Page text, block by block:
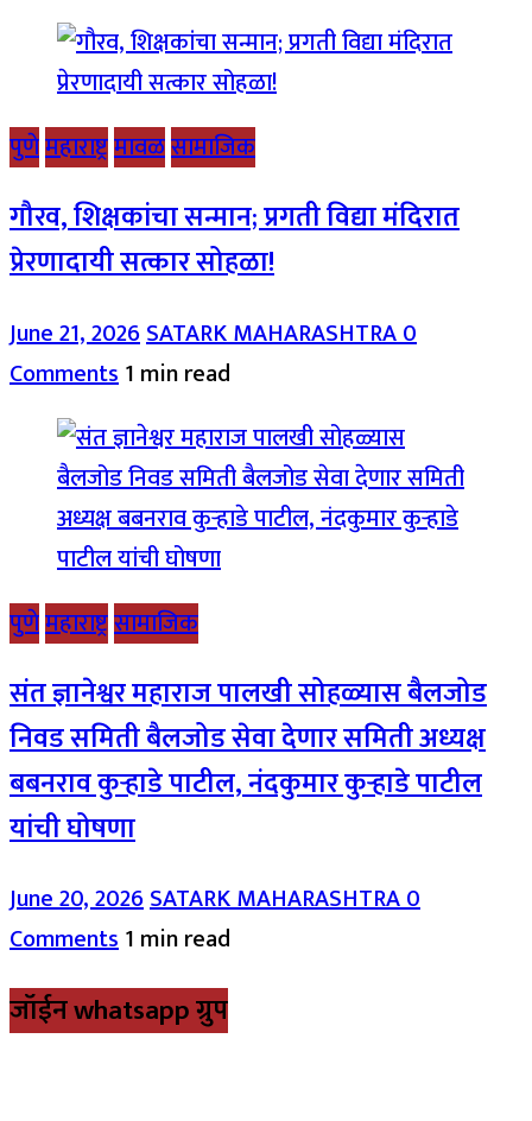
पुणेमहाराष्ट्रमावळसामाजिक
गौरव, शिक्षकांचा सन्मान; प्रगती विद्या मंदिरात
प्रेरणादायी सत्कार सोहळा!
June 21, 2026SATARK MAHARASHTRA0
Comments1 min read
पुणेमहाराष्ट्रसामाजिक
संत ज्ञानेश्वर महाराज पालखी सोहळ्यास बैलजोड
निवड समिती बैलजोड सेवा देणार समिती अध्यक्ष
बबनराव कुऱ्हाडे पाटील, नंदकुमार कुऱ्हाडे पाटील
यांची घोषणा
June 20, 2026SATARK MAHARASHTRA0
Comments1 min read
जॉईन whatsapp ग्रुप